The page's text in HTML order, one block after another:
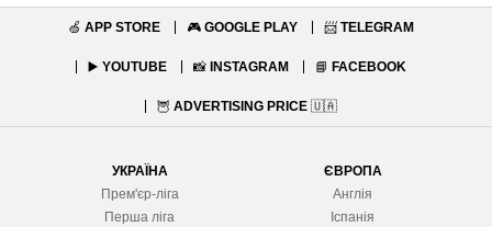
🍏 APP STORE 🎮 GOOGLE PLAY 📨 TELEGRAM
▶️ YOUTUBE 📸 INSTAGRAM 📘 FACEBOOK
🦉 ADVERTISING PRICE 🇺🇦
УКРАЇНА
Прем'єр-ліга
Перша ліга
ЄВРОПА
Англія
Іспанія